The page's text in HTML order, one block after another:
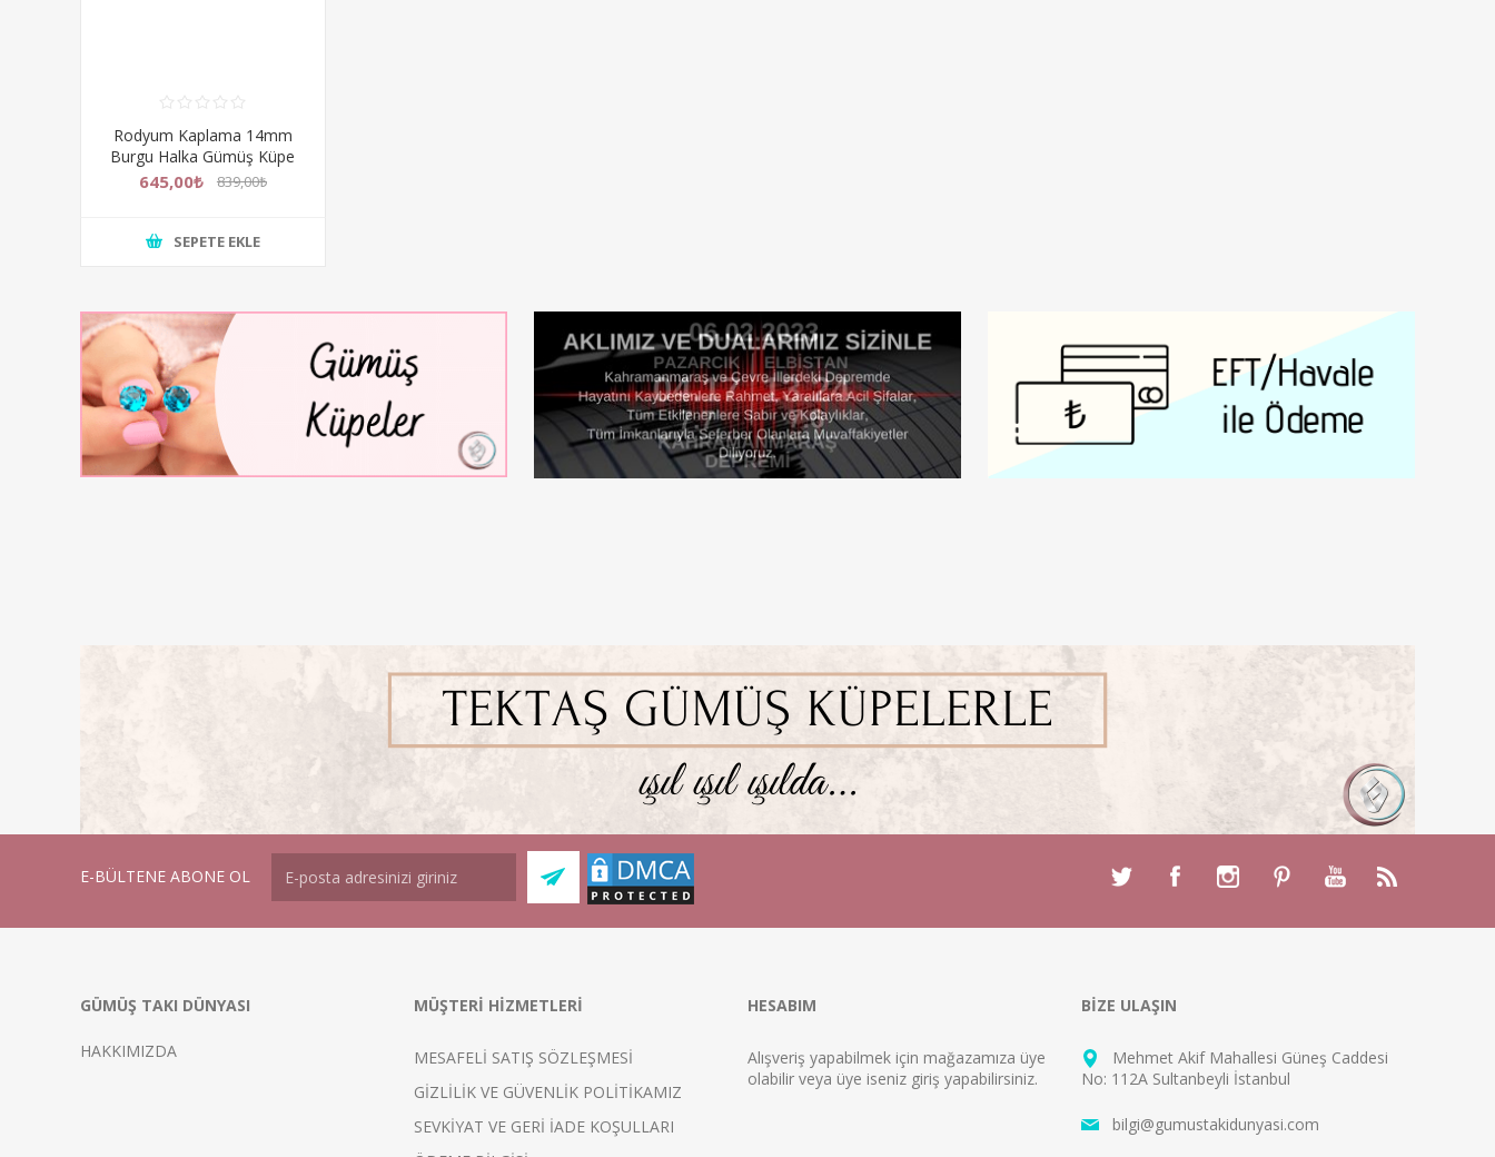
Rodyum Kaplama 14mm
Burgu Halka Gümüş Küpe
645,00₺ 839,00₺
SEPETE EKLE
E-BÜLTENE ABONE OL
GÜMÜŞ TAKI DÜNYASI
HAKKIMIZDA
MÜŞTERİ HİZMETLERİ
MESAFELİ SATIŞ SÖZLEŞMESİ
GİZLİLİK VE GÜVENLİK POLİTİKAMIZ
SEVKİYAT VE GERİ İADE KOŞULLARI
HESABIM
Alışveriş yapabilmek için mağazamıza üye
olabilir veya üye iseniz giriş yapabilirsiniz.
BİZE ULAŞIN
Mehmet Akif Mahallesi Güneş Caddesi
No: 112A Sultanbeyli İstanbul
bilgi@gumustakidunyasi.com